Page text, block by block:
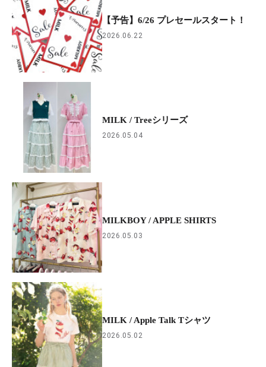
【予告】6/26 プレセールスタート！
2026.06.22
MILK / Treeシリーズ
2026.05.04
MILKBOY / APPLE SHIRTS
2026.05.03
MILK / Apple Talk Tシャツ
2026.05.02